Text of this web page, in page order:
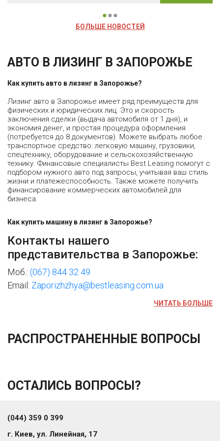
БОЛЬШЕ НОВОСТЕЙ
АВТО В ЛИЗИНГ В ЗАПОРОЖЬЕ
Как купить авто в лизинг в Запорожье?
Лизинг авто в Запорожье имеет ряд преимуществ для
физических и юридических лиц. Это и скорость
заключения сделки (выдача автомобиля от 1 дня), и
экономия денег, и простая процедура оформления
(потребуется до 8 документов). Можете выбрать любое
транспортное средство: легковую машину, грузовики,
спецтехнику, оборудование и сельскохозяйственную
технику. Финансовые специалисты Best Leasing помогут с
подбором нужного авто под запросы, учитывая ваш стиль
жизни и платежеспособность. Также можете получить
финансирование коммерческих автомобилей для
бизнеса.
Как купить машину в лизинг в Запорожье?
Контакты нашего
представительства в Запорожье:
Моб.: (067) 844 32 49
Email: Zaporizhzhya@bestleasing.com.ua
ЧИТАТЬ БОЛЬШЕ
РАСПРОСТРАНЕННЫЕ ВОПРОСЫ
ОСТАЛИСЬ ВОПРОСЫ?
(044) 359 0 399
г. Киев, ул. Линейная, 17